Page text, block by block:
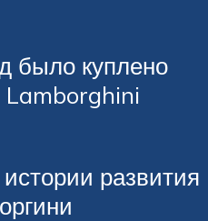
было куплено
развития